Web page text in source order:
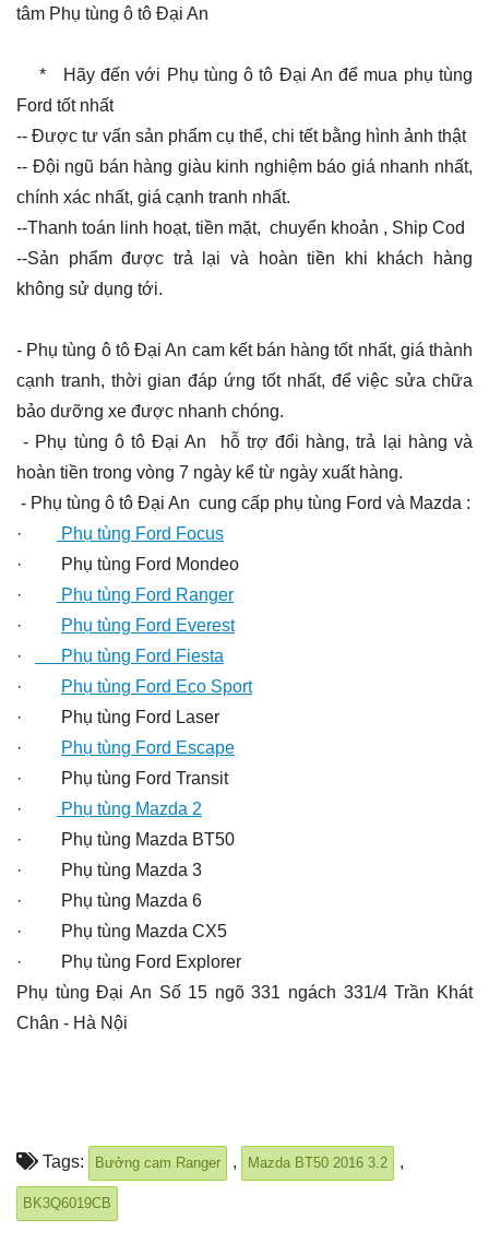
tâm Phụ tùng ô tô Đại An
* Hãy đến với Phụ tùng ô tô Đại An để mua phụ tùng
Ford tốt nhất
-- Được tư vấn sản phẩm cụ thể, chi tết bằng hình ảnh thật
-- Đội ngũ bán hàng giàu kinh nghiệm báo giá nhanh nhất,
chính xác nhất, giá cạnh tranh nhất.
--Thanh toán linh hoạt, tiền mặt, chuyển khoản , Ship Cod
--Sản phẩm được trả lại và hoàn tiền khi khách hàng
không sử dụng tới.
- Phụ tùng ô tô Đại An cam kết bán hàng tốt nhất, giá thành
cạnh tranh, thời gian đáp ứng tốt nhất, để việc sửa chữa
bảo dưỡng xe được nhanh chóng.
- Phụ tùng ô tô Đại An hỗ trợ đổi hàng, trả lại hàng và
hoàn tiền trong vòng 7 ngày kể từ ngày xuất hàng.
- Phụ tùng ô tô Đại An cung cấp phụ tùng Ford và Mazda :
·
Phụ tùng Ford Focus
· Phụ tùng Ford Mondeo
·
Phụ tùng Ford Ranger
·
Phụ tùng Ford Everest
·
Phụ tùng Ford Fiesta
·
Phụ tùng Ford Eco Sport
· Phụ tùng Ford Laser
·
Phụ tùng Ford Escape
· Phụ tùng Ford Transit
·
Phụ tùng Mazda 2
· Phụ tùng Mazda BT50
· Phụ tùng Mazda 3
· Phụ tùng Mazda 6
· Phụ tùng Mazda CX5
· Phụ tùng Ford Explorer
Phụ tùng Đại An Số 15 ngõ 331 ngách 331/4 Trần Khát
Chân - Hà Nội
Tags: Bưởng cam Ranger , Mazda BT50 2016 3.2 ,
BK3Q6019CB